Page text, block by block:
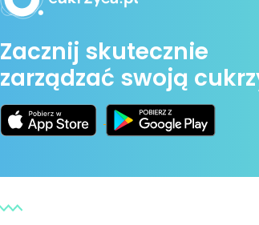
Zacznij skutecznie
zarządzać swoją